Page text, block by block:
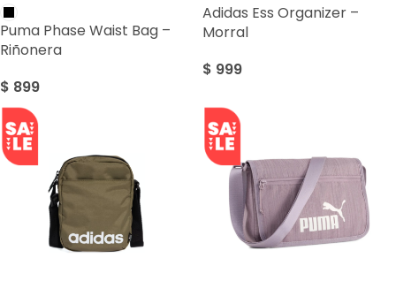
Puma Phase Waist Bag –
Riñonera
$ 899
Adidas Ess Organizer –
Morral
$ 999